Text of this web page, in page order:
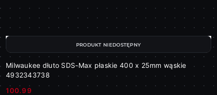
Milwaukee dłuto SDS-Max płaskie 400 x 25mm wąskie
4932343738
100.99
PRODUKT NIEDOSTĘPNY